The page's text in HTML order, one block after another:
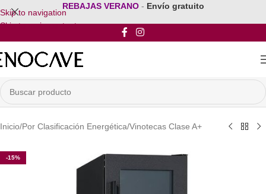
Skip to navigation
Skip to main content
REBAJAS VERANO - Envío gratuito
Inicio/Por Clasificación Energética/Vinotecas Clase A+
-15%